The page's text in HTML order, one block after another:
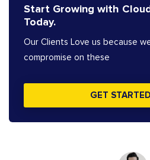
Start Growing with
Today.
Our Clients Love us because
compromise on these
GET